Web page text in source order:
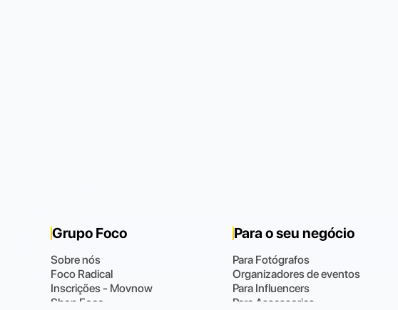
Grupo Foco
Sobre nós
Foco Radical
Inscrições - Movnow
Shop Foco
Para o seu negócio
Para Fotógrafos
Organizadores de eventos
Para Influencers
Para Assessorias